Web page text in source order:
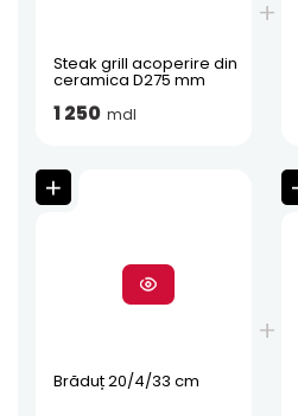
Steak grill acoperire din
ceramica D275 mm
1 250 mdl
Brăduț 20/4/33 cm